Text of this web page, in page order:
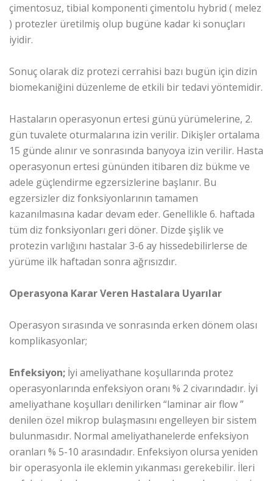
çimentosuz, tibial komponenti çimentolu hybrid ( melez
) protezler üretilmiş olup bugüne kadar ki sonuçları
iyidir.
Sonuç olarak diz protezi cerrahisi bazı bugün için dizin
biomekaniğini düzenleme de etkili bir tedavi yöntemidir.
Hastaların operasyonun ertesi günü yürümelerine, 2.
gün tuvalete oturmalarına izin verilir. Dikişler ortalama
15 günde alınır ve sonrasında banyoya izin verilir. Hasta
operasyonun ertesi gününden itibaren diz bükme ve
adele güçlendirme egzersizlerine başlanır. Bu
egzersizler diz fonksiyonlarının tamamen
kazanılmasına kadar devam eder. Genellikle 6. haftada
tüm diz fonksiyonları geri döner. Dizde şişlik ve
protezin varlığını hastalar 3-6 ay hissedebilirlerse de
yürüme ilk haftadan sonra ağrısızdır.
Operasyona Karar Veren Hastalara Uyarılar
Operasyon sırasında ve sonrasında erken dönem olası
komplikasyonlar;
Enfeksiyon; İyi ameliyathane koşullarında protez
operasyonlarında enfeksiyon oranı % 2 civarındadır. İyi
ameliyathane koşulları denilirken “laminar air flow ”
denilen özel mikrop bulaşmasını engelleyen bir sistem
bulunmasıdır. Normal ameliyathanelerde enfeksiyon
oranları % 5-10 arasındadır. Enfeksiyon olursa yeniden
bir operasyonla ile eklemin yıkanması gerekebilir. İleri